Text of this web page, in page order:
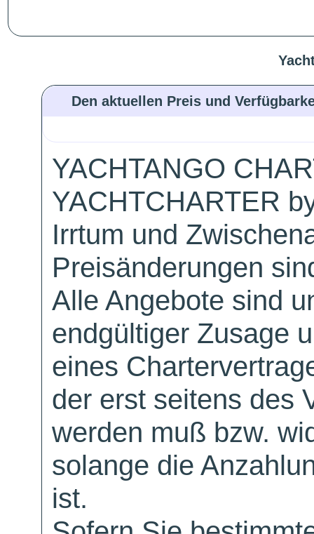
Den aktuellen Preis und
YACHTANGO
YACHTCHARTER
Irrtum und
Preisänderungen
Alle Angebote sind
endgültiger Zusage
eines
der erst seitens des
werden muß bzw.
solange die
ist.